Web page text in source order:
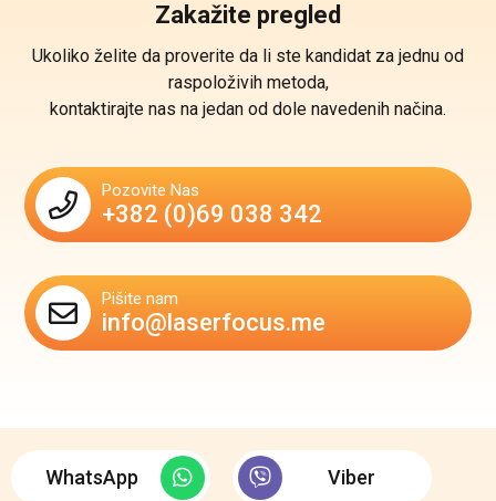
Zakažite pregled
Ukoliko želite da proverite da li ste kandidat za jednu od
raspoloživih metoda,
kontaktirajte nas na jedan od dole navedenih načina.
Pozovite Nas
+382 (0)69 038 342
Pišite nam
info@laserfocus.me
WhatsApp Viber